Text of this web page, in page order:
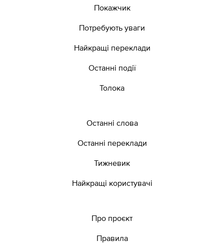
Покажчик
Потребують уваги
Найкращі переклади
Останні події
Толока
Останні слова
Останні переклади
Тижневик
Найкращі користувачі
Про проєкт
Правила